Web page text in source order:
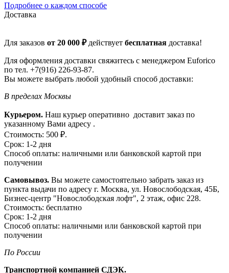
Подробнее о каждом способе
Доставка
Для заказов от 20 000 ₽действует бесплатная доставка!
Для оформления доставки свяжитесь с менеджером Euforico
по тел. +7(916) 226-93-87.
Вы можете выбрать любой удобный способ доставки:
В пределах Москвы
Курьером. Наш курьер оперативно доставит заказ по
указанному Вами адресу .
Стоимость: 500 ₽.
Срок: 1-2 дня
Способ оплаты: наличными или банковской картой при
получении
Самовывоз. Вы можете самостоятельно забрать заказ из
пункта выдачи по адресу г. Москва, ул. Новослободская, 45Б,
Бизнес-центр "Новослободская лофт", 2 этаж, офис 228.
Стоимость: бесплатно
Срок: 1-2 дня
Способ оплаты: наличными или банковской картой при
получении
По России
Транспортной компанией СДЭК.